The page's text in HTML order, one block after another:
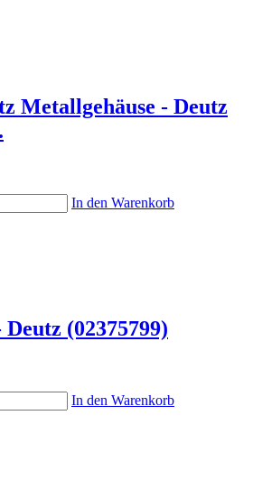
Metallgehäuse - Deutz
In den Warenkorb
(02375799)
In den Warenkorb